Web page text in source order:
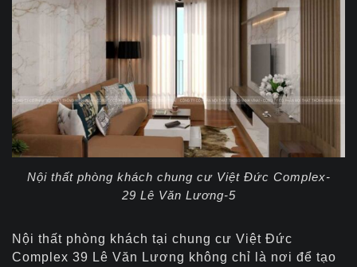
Nội thất phòng khách chung cư Việt Đức Complex-
29 Lê Văn Lương-5
Nội thất phòng khách tại chung cư Việt Đức
Complex 39 Lê Văn Lương không chỉ là nơi để tạo